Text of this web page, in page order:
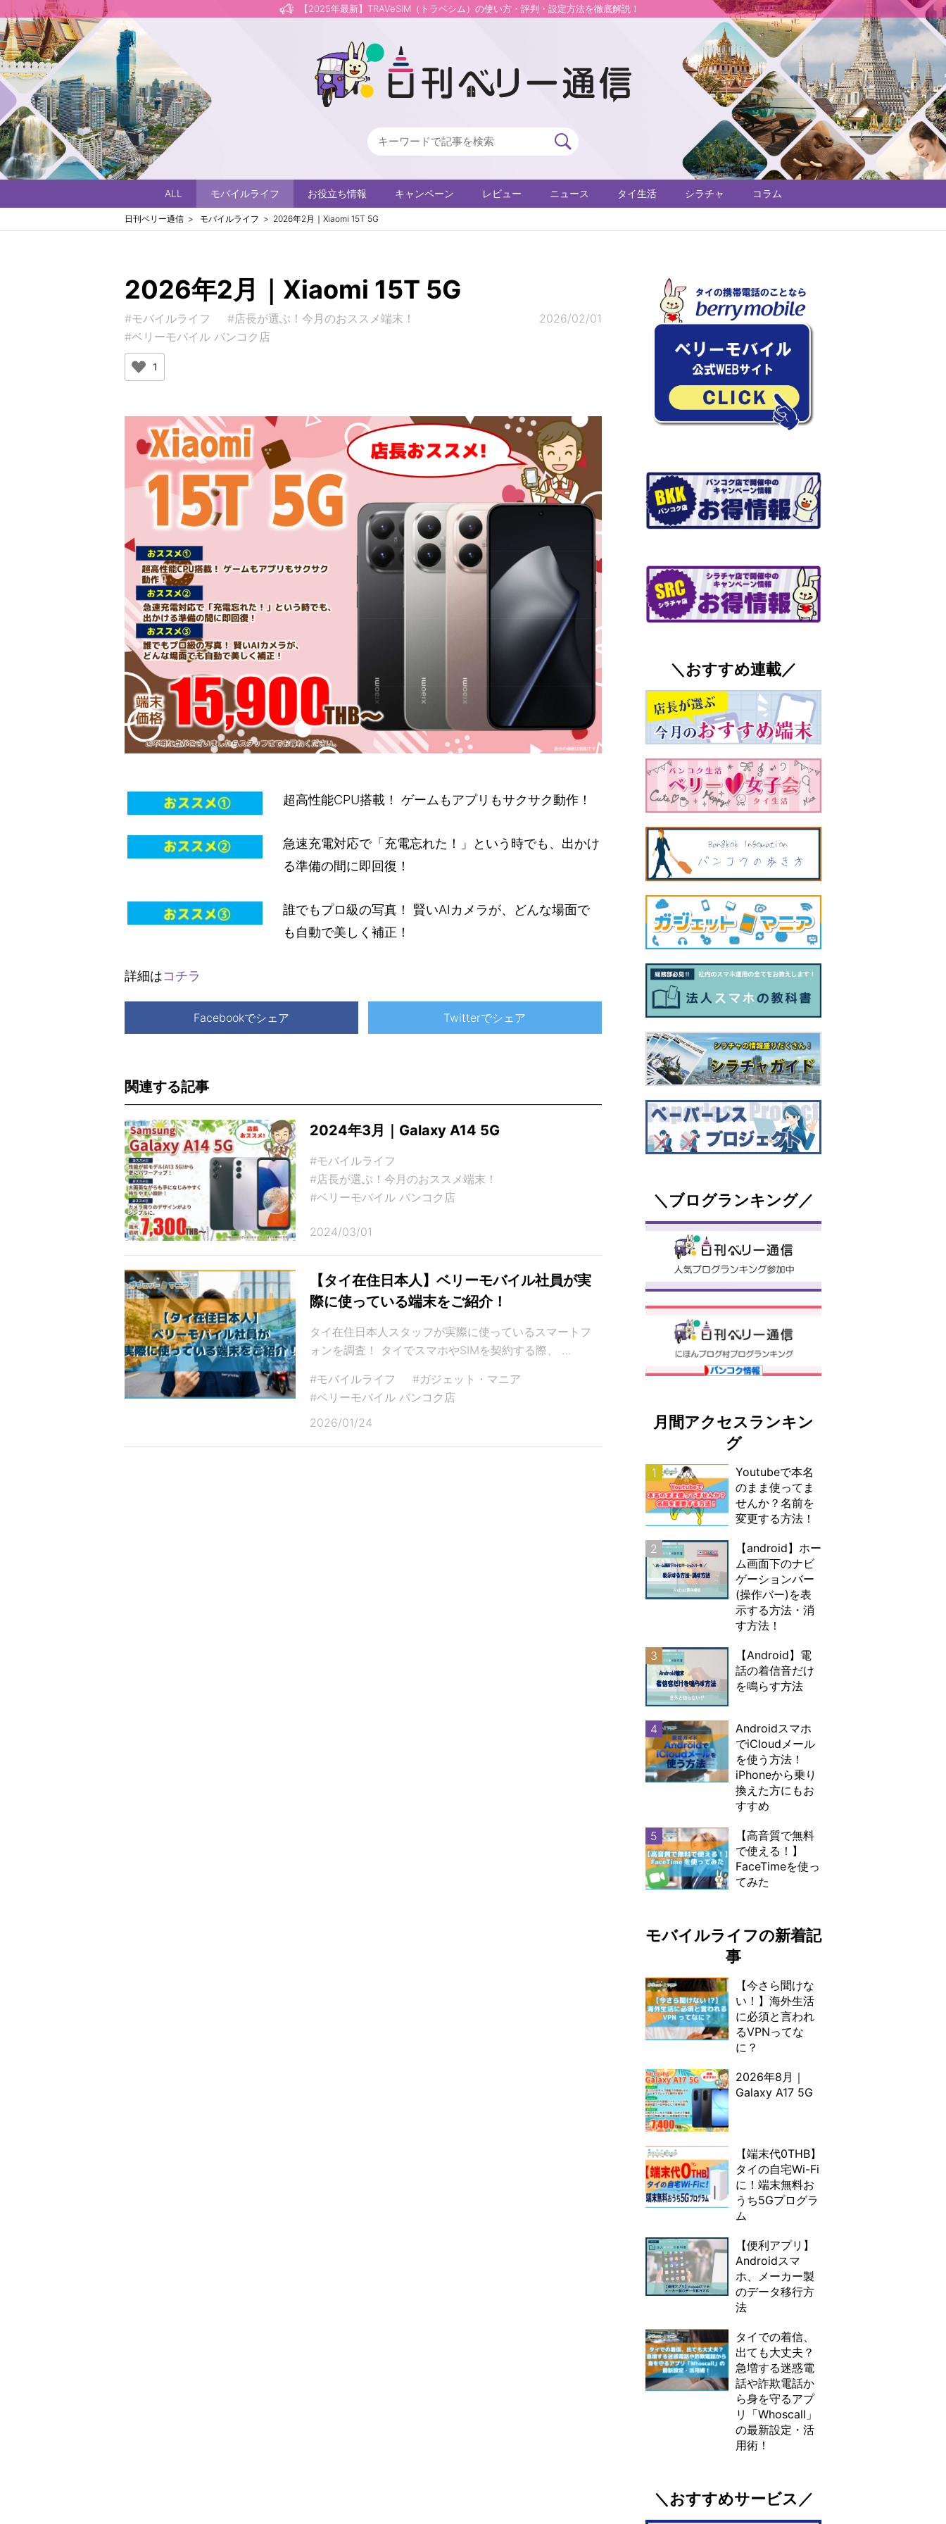
【2025年最新】TRAVeSIM（トラベシム）の使い方・評判・設定方法を徹底解説！
ALL モバイルライフ お役立ち情報 キャンペーン レビュー ニュース タイ生活 シラチャ コラム
日刊ベリー通信 モバイルライフ 2026年2月｜Xiaomi 15T 5G
2026年2月｜Xiaomi 15T 5G
#モバイルライフ
#店長が選ぶ！今月のおススメ端末！
#ベリーモバイル バンコク店
2026/02/01
1
超高性能CPU搭載！ ゲームもアプリもサクサク動作！
急速充電対応で「充電忘れた！」という時でも、出かけ
る準備の間に即回復！
誰でもプロ級の写真！ 賢いAIカメラが、どんな場面で
も自動で美しく補正！
詳細はコチラ
Facebookでシェア Twitterでシェア
関連する記事
2024年3月｜Galaxy A14 5G
#モバイルライフ
#店長が選ぶ！今月のおススメ端末！
#ベリーモバイル バンコク店
2024/03/01
【タイ在住日本人】ベリーモバイル社員が実
際に使っている端末をご紹介！
タイ在住日本人スタッフが実際に使っているスマートフ
ォンを調査！ タイでスマホやSIMを契約する際、 …
#モバイルライフ
#ガジェット・マニア
#ベリーモバイル バンコク店
2026/01/24
＼おすすめ連載／
＼ブログランキング／
月間アクセスランキン
グ
1
Youtubeで本名
のまま使ってま
せんか？名前を
変更する方法！
2
【android】ホー
ム画面下のナビ
ゲーションバー
(操作バー)を表
示する方法・消
す方法！
3
【Android】電
話の着信音だけ
を鳴らす方法
4
Androidスマホ
でiCloudメール
を使う方法！
iPhoneから乗り
換えた方にもお
すすめ
5
【高音質で無料
で使える！】
FaceTimeを使っ
てみた
モバイルライフの新着記
事
【今さら聞けな
い！】海外生活
に必須と言われ
るVPNってな
に？
2026年8月｜
Galaxy A17 5G
【端末代0THB】
タイの自宅Wi-Fi
に！端末無料お
うち5Gプログラ
ム
【便利アプリ】
Androidスマ
ホ、メーカー製
のデータ移行方
法
タイでの着信、
出ても大丈夫？
急増する迷惑電
話や詐欺電話か
ら身を守るアプ
リ「Whoscall」
の最新設定・活
用術！
＼おすすめサービス／